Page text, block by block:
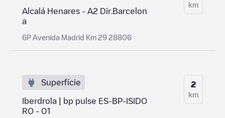
Alcalá Henares - A2 Dir.Barcelon
a
6P Avenida Madrid Km 29 28806
km
Superfície
Iberdrola | bp pulse ES-BP-ISIDO
RO - 01
2
km